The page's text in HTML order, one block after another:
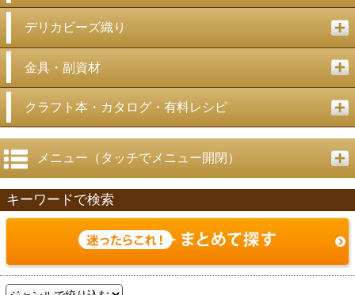
デリカビーズ織り
金具・副資材
クラフト本・カタログ・有料レシピ
メニュー（タッチでメニュー開閉）
キーワードで検索